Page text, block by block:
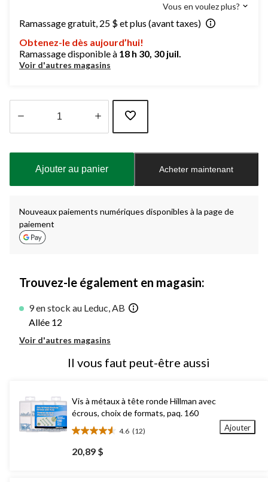
Vous en voulez plus?
Ramassage gratuit, 25 $ et plus (avant taxes)
Obtenez-le dès aujourd’hui!
Ramassage disponible à 18 h 30, 30 juil.
Voir d'autres magasins
à
Ajouter au panier Acheter maintenant
Nouveaux paiements numériques disponibles à la page de
paiement
Trouvez-le également en magasin:
9 en stock au Leduc, AB
Allée 12
Voir d'autres magasins
Il vous faut peut-être aussi
Vis à métaux à tête ronde Hillman avec
écrous, choix de formats, paq. 160
4.6 (12)
4.6
étoile(s)
sur
20,89 $
Ajouter